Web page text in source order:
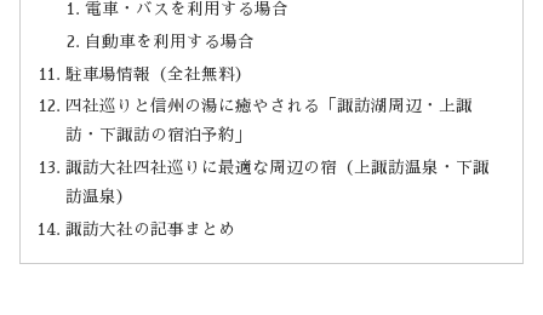
電車・バスを利用する場合
自動車を利用する場合
駐車場情報（全社無料）
四社巡りと信州の湯に癒やされる「諏訪湖周辺・上諏
訪・下諏訪の宿泊予約」
諏訪大社四社巡りに最適な周辺の宿（上諏訪温泉・下諏
訪温泉）
諏訪大社の記事まとめ